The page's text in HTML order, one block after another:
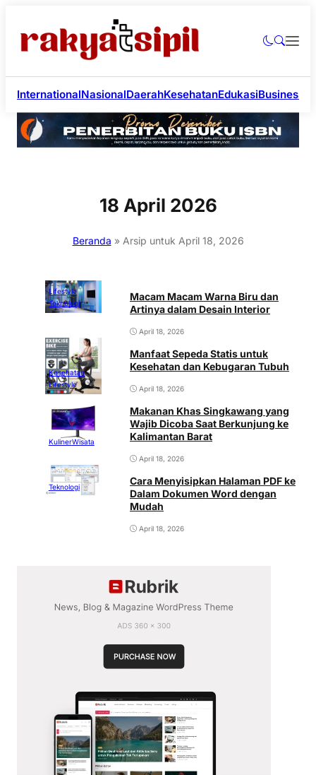
InternationalNasionalDaerahKesehatanEdukasiBusiness
18 April 2026
Beranda » Arsip untuk April 18, 2026
Lifestyle
Teknologi
Macam Macam Warna Biru dan
Artinya dalam Desain Interior
April 18, 2026
Kesehatan
Lifestyle
Manfaat Sepeda Statis untuk
Kesehatan dan Kebugaran Tubuh
April 18, 2026
KulinerWisata
Makanan Khas Singkawang yang
Wajib Dicoba Saat Berkunjung ke
Kalimantan Barat
April 18, 2026
Teknologi
Cara Menyisipkan Halaman PDF ke
Dalam Dokumen Word dengan
Mudah
April 18, 2026